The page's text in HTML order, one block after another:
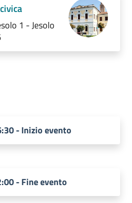
1 - Jesolo
- Inizio evento
- Fine evento